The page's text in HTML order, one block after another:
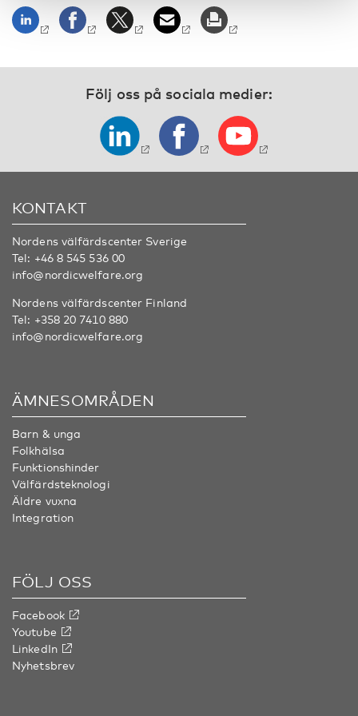
Följ oss på sociala medier:
KONTAKT
Nordens välfärdscenter Sverige
Tel: +46 8 545 536 00
info@nordicwelfare.org
Nordens välfärdscenter Finland
Tel: +358 20 7410 880
info@nordicwelfare.org
ÄMNESOMRÅDEN
Barn & unga
Folkhälsa
Funktionshinder
Välfärdsteknologi
Äldre vuxna
Integration
FÖLJ OSS
Facebook
Youtube
LinkedIn
Nyhetsbrev